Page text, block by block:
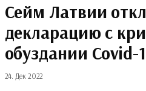
Сейм Латвии
декларацию с
обуздании Covid-
24. Дек 2022